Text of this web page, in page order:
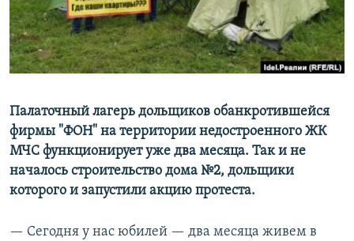
Все сайты РСЕ/РС
Палаточный лагерь дольщиков обанкротившейся
фирмы "ФОН" на территории недостроенного ЖК
МЧС функционирует уже два месяца. Так и не
началось строительство дома №2, дольщики
которого и запустили акцию протеста.
— Сегодня у нас юбилей — два месяца живем в